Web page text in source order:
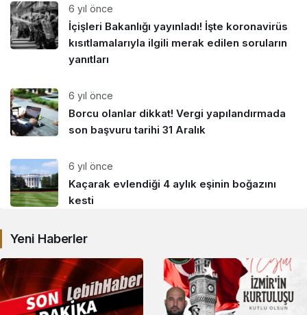
6 yıl önce
İçişleri Bakanlığı yayınladı! İşte koronavirüs
kısıtlamalarıyla ilgili merak edilen soruların
yanıtları
6 yıl önce
Borcu olanlar dikkat! Vergi yapılandırmada
son başvuru tarihi 31 Aralık
6 yıl önce
Kaçarak evlendiği 4 aylık eşinin boğazını
kesti
Yeni Haberler